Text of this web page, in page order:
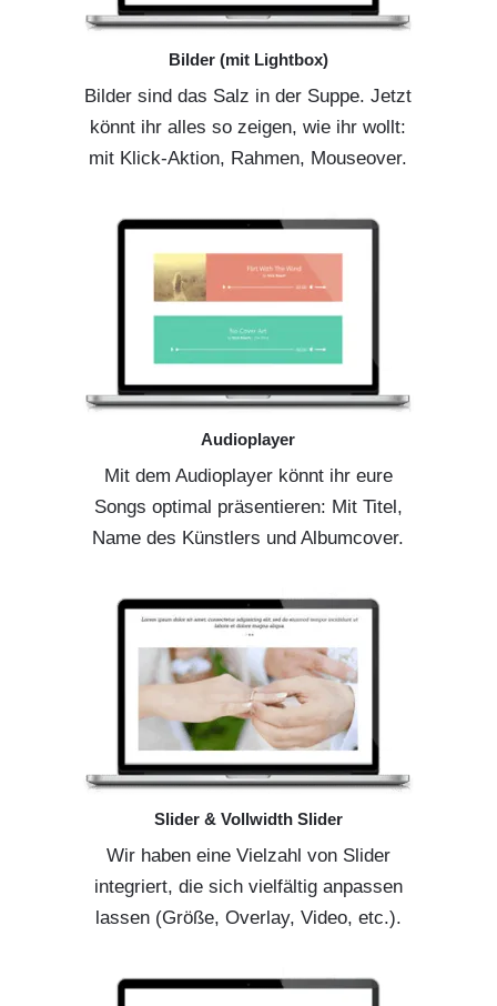
Bilder (mit Lightbox)
Bilder sind das Salz in der Suppe. Jetzt
könnt ihr alles so zeigen, wie ihr wollt:
mit Klick-Aktion, Rahmen, Mouseover.
Audioplayer
Mit dem Audioplayer könnt ihr eure
Songs optimal präsentieren: Mit Titel,
Name des Künstlers und Albumcover.
Slider & Vollwidth Slider
Wir haben eine Vielzahl von Slider
integriert, die sich vielfältig anpassen
lassen (Größe, Overlay, Video, etc.).